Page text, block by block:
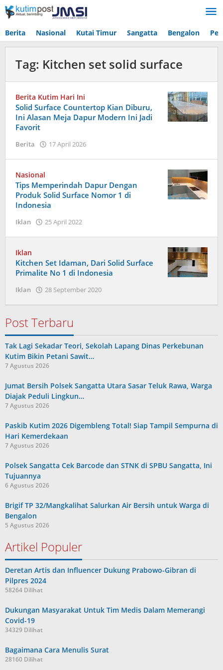
Lewati
ke
Berita Nasional Kutai Timur Sangatta Bengalon
Tag: Kitchen set solid surface
Berita Kutim Hari Ini
Solid Surface Countertop Kian Diburu,
Ini Alasan Meja Dapur Modern Ini Jadi
Favorit
Berita 17 April 2026
Nasional
Tips Memperindah Dapur Dengan
Produk Solid Surface Nomor 1 di
Indonesia
Iklan 25 April 2022
Iklan
Kitchen Set Idaman, Dari Solid Surface
Primalite No 1 di Indonesia
Iklan 28 September 2020
Post Terbaru
Tak Lagi Sekadar Teori, Sekolah Lapang Dinas Perkebunan
Kutim Bikin Petani Sawit…
7 Agustus 2026
Jumat Bersih Polsek Sangatta Utara Sasar Teluk Rawa, Warga
Diajak Peduli Lingkun…
7 Agustus 2026
Paskib Kutim 2026 Digembleng Total! Siap Tampil Sempurna di
Hari Kemerdekaan
7 Agustus 2026
Polsek Sangatta Cek Barcode dan STNK di SPBU Sangatta, Ini
Tujuannya
6 Agustus 2026
Brigif TP 32/Mangkalihat Salurkan Air Bersih untuk Warga di
Bengalon
5 Agustus 2026
Artikel Populer
Deretan Artis dan Influencer Dukung Prabowo-Gibran di
Pilpres 2024
58264 Dilihat
Dukungan Masyarakat Untuk Tim Medis Dalam Memerangi
Covid-19
34329 Dilihat
Bagaimana Cara Menulis Surat
28160 Dilihat